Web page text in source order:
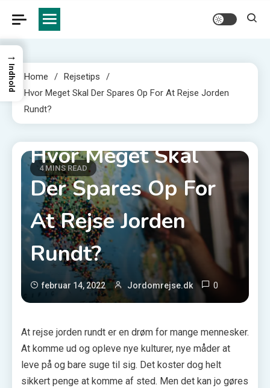
Home
Rejsetips
Hvor Meget Skal Der Spares Op For At Rejse Jorden
Rundt?
4 MINS READ
Hvor Meget Skal
Der Spares Op For
At Rejse Jorden
Rundt?
februar 14, 2022 Jordomrejse.dk 0
At rejse jorden rundt er en drøm for mange mennesker.
At komme ud og opleve nye kulturer, nye måder at
leve på og bare suge til sig. Det koster dog helt
sikkert penge at komme af sted. Men det kan jo gøres
→
Indhold